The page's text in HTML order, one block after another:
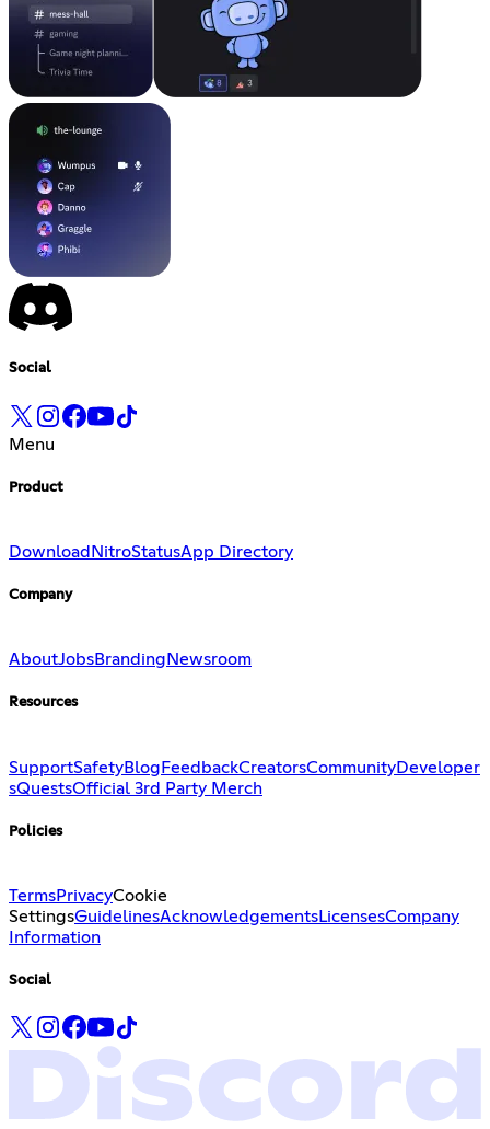
Social
Menu
Product
Download NitroStatusApp Directory
Company
AboutJobsBranding Newsroom
Resources
SupportSafetyBlog FeedbackCreatorsCommunityDeveloper
sQuestsOfficial 3rd Party Merch
Policies
TermsPrivacyCookie
SettingsGuidelinesAcknowledgementsLicensesCompany
Information
Social